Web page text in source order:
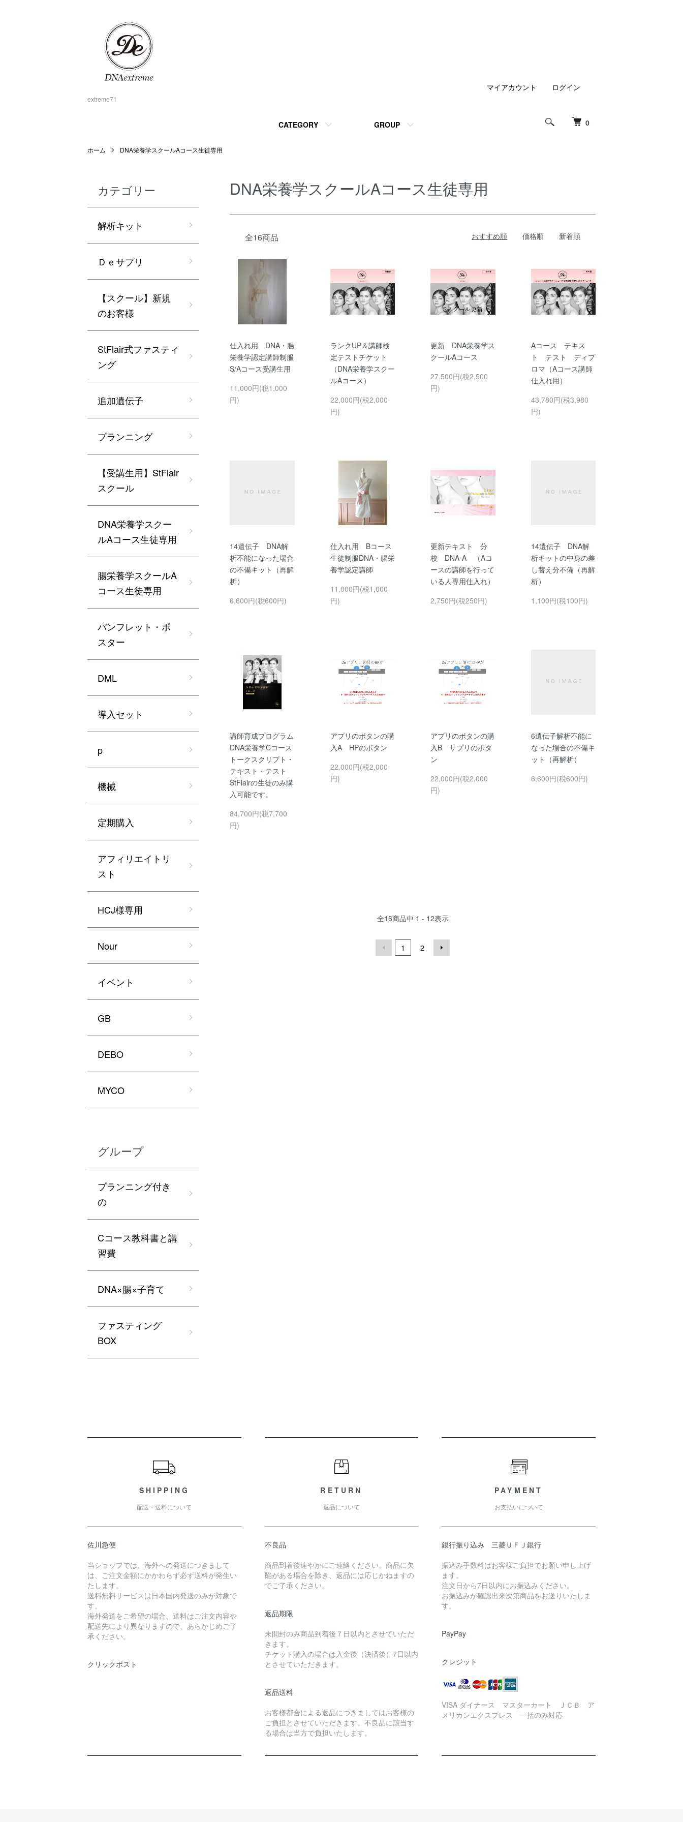
extreme71
0
CATEGORY GROUP
マイアカウント ログイン
ホーム DNA栄養学スクールAコース生徒専用
DNA栄養学スクールAコース生徒専用
全16商品 おすすめ順 価格順 新着順
仕入れ用 DNA・腸
栄養学認定講師制服
S/Aコース受講生用
11,000円(税1,000
円)
ランクUP＆講師検
定テストチケット
（DNA栄養学スクー
ルAコース）
22,000円(税2,000
円)
更新 DNA栄養学ス
クールAコース
27,500円(税2,500
円)
Aコース テキス
ト テスト ディプ
ロマ（Aコース講師
仕入れ用）
43,780円(税3,980
円)
14遺伝子 DNA解
析不能になった場合
の不備キット（再解
析）
6,600円(税600円)
仕入れ用 Bコース
生徒制服DNA・腸栄
養学認定講師
11,000円(税1,000
円)
更新テキスト 分
校 DNA-A （Aコ
ースの講師を行って
いる人専用仕入れ）
2,750円(税250円)
14遺伝子 DNA解
析キットの中身の差
し替え分不備（再解
析）
1,100円(税100円)
講師育成プログラム
DNA栄養学Cコース
トークスクリプト・
テキスト・テスト
StFlairの生徒のみ購
入可能です。
84,700円(税7,700
円)
アプリのボタンの購
入A HPのボタン
22,000円(税2,000
円)
アプリのボタンの購
入B サプリのボタ
ン
22,000円(税2,000
円)
6遺伝子解析不能に
なった場合の不備キ
ット（再解析）
6,600円(税600円)
全16商品中 1 - 12表示
1 2
カテゴリー
解析キット
Ｄｅサプリ
【スクール】新規
のお客様
StFlair式ファスティ
ング
追加遺伝子
プランニング
【受講生用】StFlair
スクール
DNA栄養学スクー
ルAコース生徒専用
腸栄養学スクールA
コース生徒専用
パンフレット・ポ
スター
DML
導入セット
p
機械
定期購入
アフィリエイトリ
スト
HCJ様専用
Nour
イベント
GB
DEBO
MYCO
グループ
プランニング付き
の
Cコース教科書と講
習費
DNA×腸×子育て
ファスティング
BOX
SHIPPING
配送・送料について
佐川急便
当ショップでは、海外への発送につきまして
は、ご注文金額にかかわらず必ず送料が発生い
たします。
送料無料サービスは日本国内発送のみが対象で
す。
海外発送をご希望の場合、送料はご注文内容や
配送先により異なりますので、あらかじめご了
承ください。
クリックポスト
RETURN
返品について
不良品
商品到着後速やかにご連絡ください。商品に欠
陥がある場合を除き、返品には応じかねますの
でご了承ください。
返品期限
未開封のみ商品到着後７日以内とさせていただ
きます。
チケット購入の場合は入金後（決済後）7日以内
とさせていただきます。
返品送料
お客様都合による返品につきましてはお客様の
ご負担とさせていただきます。不良品に該当す
る場合は当方で負担いたします。
PAYMENT
お支払いについて
銀行振り込み 三菱ＵＦＪ銀行
振込み手数料はお客様ご負担でお願い申し上げ
ます。
注文日から7日以内にお振込みください。
お振込みが確認出来次第商品をお送りいたしま
す。
PayPay
クレジット
VISA ダイナース マスターカート ＪＣＢ ア
メリカンエクスプレス 一括のみ対応